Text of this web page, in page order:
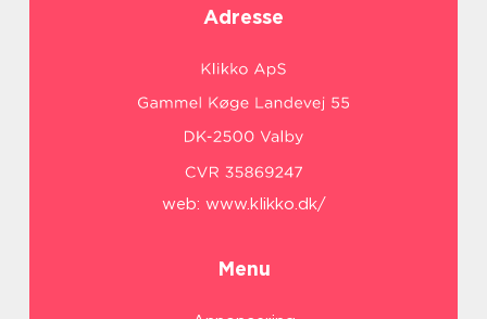
Adresse
web: www.klikko.dk/
Menu